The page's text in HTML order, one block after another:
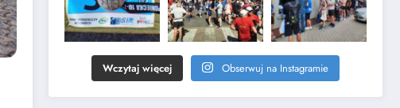
Wczytaj więcej Obserwuj na Instagramie